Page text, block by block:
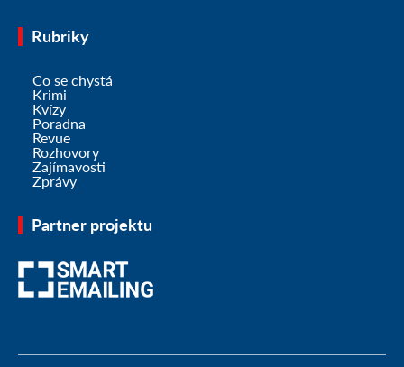
Rubriky
Co se chystá
Krimi
Kvízy
Poradna
Revue
Rozhovory
Zajímavosti
Zprávy
Partner projektu